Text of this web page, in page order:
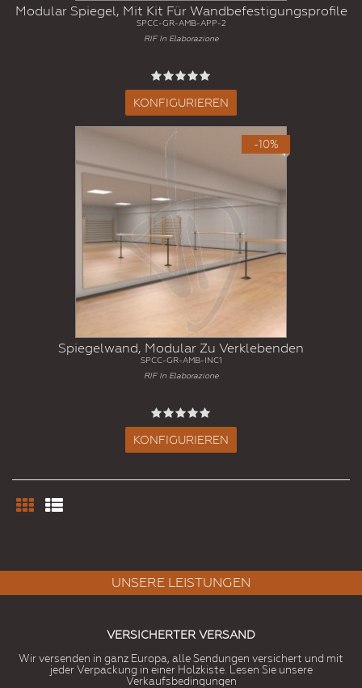
Modular Spiegel, Mit Kit Für Wandbefestigungsprofile
SPCC-GR-AMB-APP-2
RIF In Elaborazione
KONFIGURIEREN
-10%
Spiegelwand, Modular Zu Verklebenden
SPCC-GR-AMB-INC1
RIF In Elaborazione
KONFIGURIEREN
UNSERE LEISTUNGEN
VERSICHERTER VERSAND
Wir versenden in ganz Europa, alle Sendungen versichert und mit
jeder Verpackung in einer Holzkiste. Lesen Sie unsere
Verkaufsbedingungen